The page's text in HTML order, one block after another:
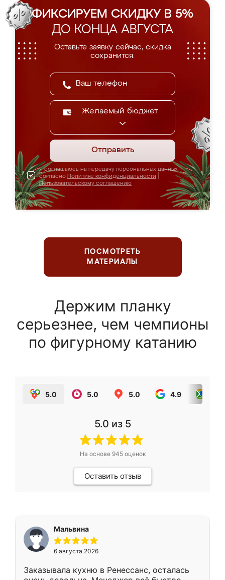
ФИКСИРУЕМ СКИДКУ В 5%
ДО КОНЦА АВГУСТА
Оставьте заявку сейчас, скидка
сохранится.
Желаемый бюджет
Отправить
Я соглашаюсь на передачу персональных данных
согласно Политике конфиденциальности
Пользовательскому соглашению
ПОСМОТРЕТЬ
МАТЕРИАЛЫ
Держим планку
серьезнее, чем чемпионы
по фигурному катанию
5.0 5.0 5.0 4.9
5.0 из 5
На основе 945оценок
Оставить отзыв
Мальвина
6 августа 2026
Заказывала кухню в Ренессанс, осталась